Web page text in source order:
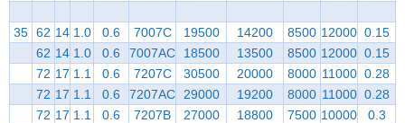
35 62 14 1.0 0.6 7007C 19500 14200 8500 12000 0.15
62 14 1.0 0.6 7007AC 18500 13500 8500 12000 0.15
72 17 1.1 0.6 7207C 30500 20000 8000 11000 0.28
72 17 1.1 0.6 7207AC 29000 19200 8000 11000 0.28
72 17 1.1 0.6 7207B 27000 18800 7500 10000
0.3